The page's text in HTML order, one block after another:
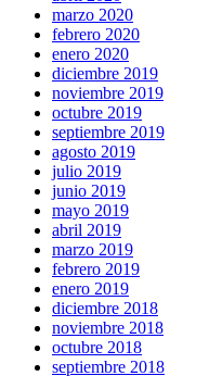
marzo 2020
febrero 2020
enero 2020
diciembre 2019
noviembre 2019
octubre 2019
septiembre 2019
agosto 2019
julio 2019
junio 2019
mayo 2019
abril 2019
marzo 2019
febrero 2019
enero 2019
diciembre 2018
noviembre 2018
octubre 2018
septiembre 2018